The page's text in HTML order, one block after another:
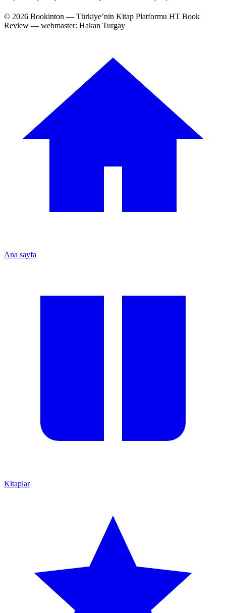
© 2026 Bookinton — Türkiye’nin Kitap Platformu HT Book
Review — webmaster: Hakan Turgay
Ana sayfa
Kitaplar